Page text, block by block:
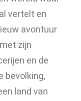
vertelt en
avontuur
zijn
en de
bevolking,
land van